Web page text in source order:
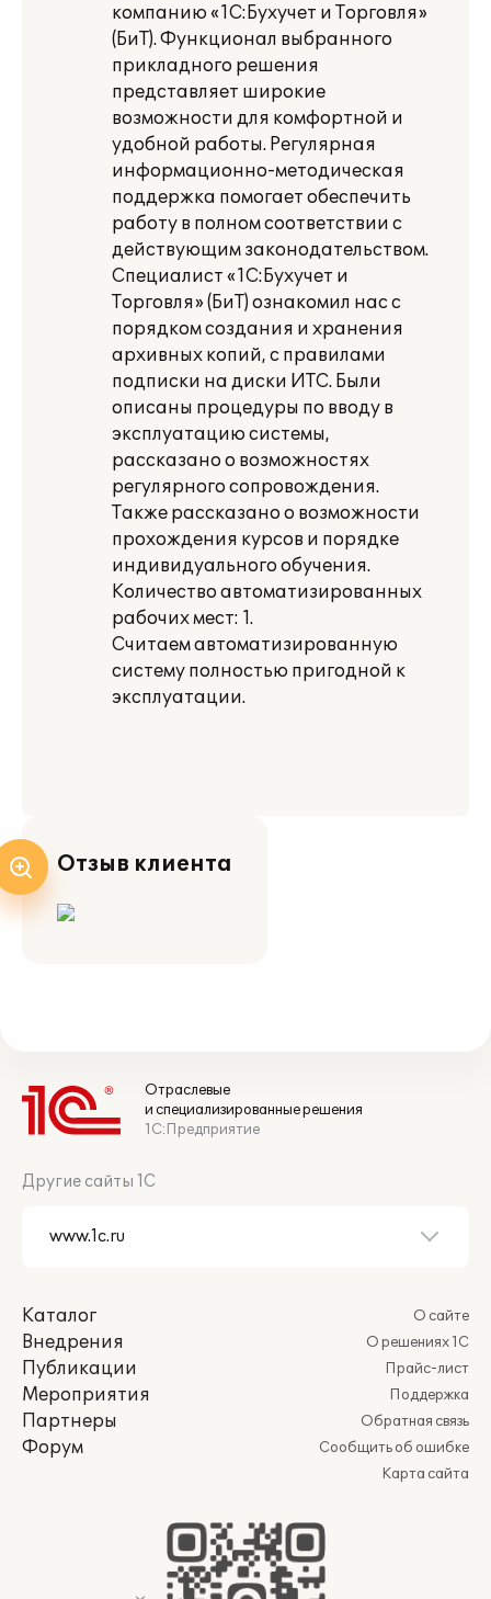
компанию «1С:Бухучет и Торговля»
(БиТ). Функционал выбранного
прикладного решения
представляет широкие
возможности для комфортной и
удобной работы. Регулярная
информационно-методическая
поддержка помогает обеспечить
работу в полном соответствии с
действующим законодательством.
Специалист «1С:Бухучет и
Торговля» (БиТ) ознакомил нас с
порядком создания и хранения
архивных копий, с правилами
подписки на диски ИТС. Были
описаны процедуры по вводу в
эксплуатацию системы,
рассказано о возможностях
регулярного сопровождения.
Также рассказано о возможности
прохождения курсов и порядке
индивидуального обучения.
Количество автоматизированных
рабочих мест: 1.
Считаем автоматизированную
систему полностью пригодной к
эксплуатации.
Отзыв клиента
Отраслевые
и специализированные решения
1С:Предприятие
Другие сайты 1С
Каталог
Внедрения
Публикации
Мероприятия
Партнеры
Форум
О сайте
О решениях 1С
Прайс-лист
Поддержка
Обратная связь
Сообщить об ошибке
Карта сайта